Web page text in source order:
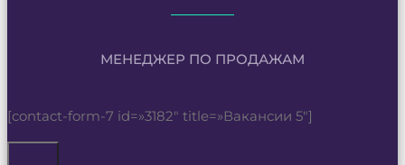
МЕНЕДЖЕР ПО ПРОДАЖАМ
[contact-form-7 id=»3182″ title=»Вакансии 5″]